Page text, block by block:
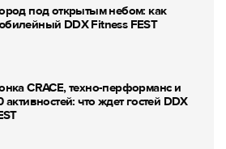
под открытым небом: как
DDX Fitness FEST
CRACE, техно-перформанс и
активностей: что ждет гостей DDX